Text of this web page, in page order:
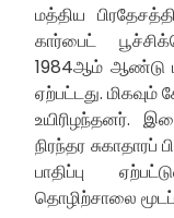
மத்திய
கார்பைட்
1984ஆம் ஆண்டு
ஏற்பட்டது.
உயிரிழந்தனர்.
நிரந்தர
பாதிப்பு
தொழிற்சாலை